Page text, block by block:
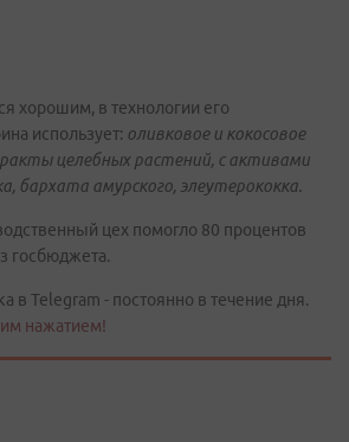
хорошим, в технологии его
использует: оливковое и кокосовое
целебных растений, с активами
бархата амурского, элеутерококка.
цех помогло 80 процентов
госбюджета.
в Telegram - постоянно в течение дня.
нажатием!